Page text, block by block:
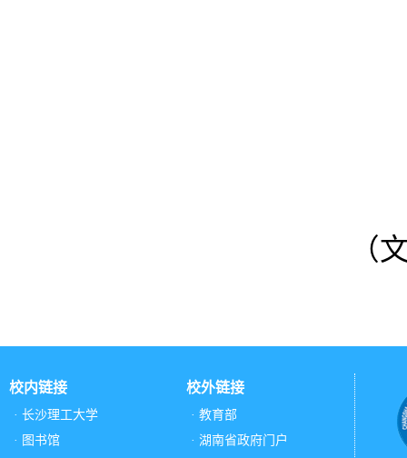
（
校内链接
· 长沙理工大学
· 图书馆
校外链接
· 教育部
· 湖南省政府门户